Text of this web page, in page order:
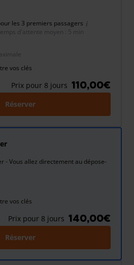
les 3 premiers passagers
d'attente moyen : 5 min
vos clés
Prix pour 8 jours 110,00€
Réserver
- Vous allez directement au dépose-
vos clés
Prix pour 8 jours 140,00€
Réserver